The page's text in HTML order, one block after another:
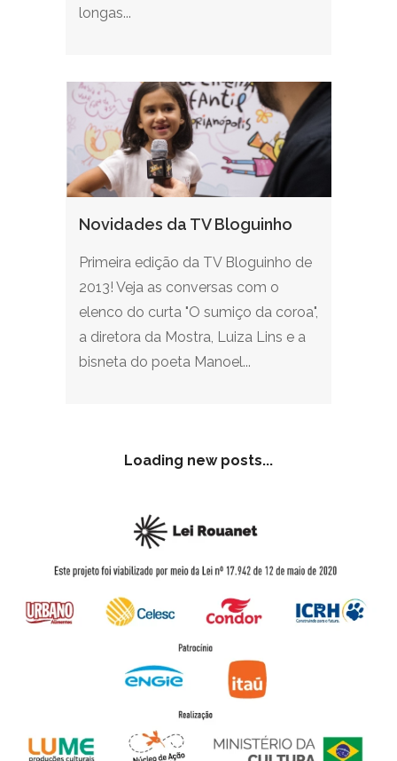
longas...
Novidades da TV Bloguinho
Primeira edição da TV Bloguinho de
2013! Veja as conversas com o
elenco do curta "O sumiço da coroa",
a diretora da Mostra, Luiza Lins e a
bisneta do poeta Manoel...
Loading new posts...